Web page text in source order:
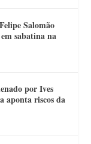
Salomão
sabatina na
por Ives
aponta riscos da